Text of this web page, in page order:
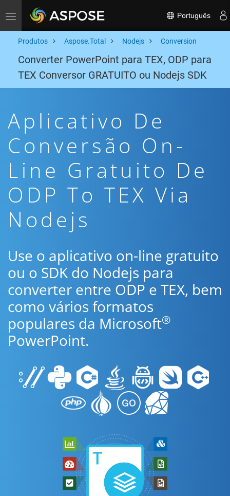
Toggle navigation Português
Produtos Aspose.Total Nodejs Conversion
Converter PowerPoint para TEX, ODP para
TEX Conversor GRATUITO ou Nodejs SDK
Aplicativo De
Conversão On-
Line Gratuito De
ODP To TEX Via
Nodejs
Use o aplicativo on-line gratuito
ou o SDK do Nodejs para
converter entre ODP e TEX, bem
como vários formatos
populares da Microsoft®
PowerPoint.